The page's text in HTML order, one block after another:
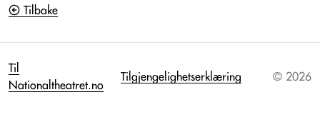
Tilbake
Til
Nationaltheatret.no
Tilgjengelighetserklæring © 2026